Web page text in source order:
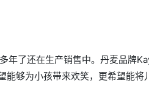
年了还在生产销售中。丹麦品牌
够为小孩带来欢笑，更希望能将